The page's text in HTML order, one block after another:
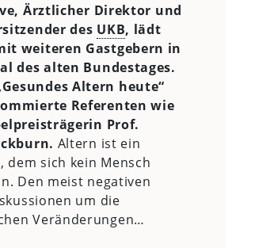
Ärztlicher Direktor und
des UKB, lädt
weiteren Gastgebern in
des alten Bundestages.
Altern heute“
Referenten wie
Prof.
Altern ist ein
dem sich kein Mensch
Den meist negativen
um die
Veränderungen…